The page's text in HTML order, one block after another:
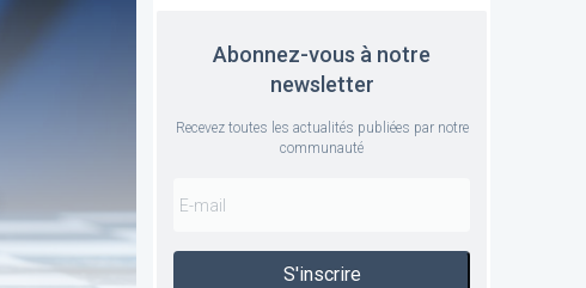
Abonnez-vous à notre
newsletter
Recevez toutes les actualités publiées par notre
communauté
S'inscrire